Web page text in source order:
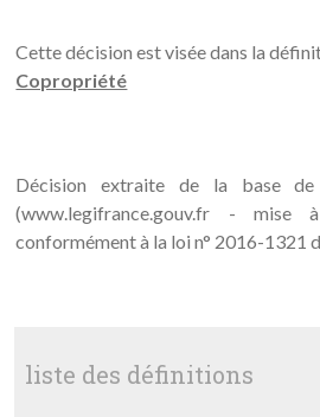
Cette décision est visée dans la
Copropriété
Décision extraite de la base
(www.legifrance.gouv.fr -
conformément à la loi n° 2016-1321
liste des définitions